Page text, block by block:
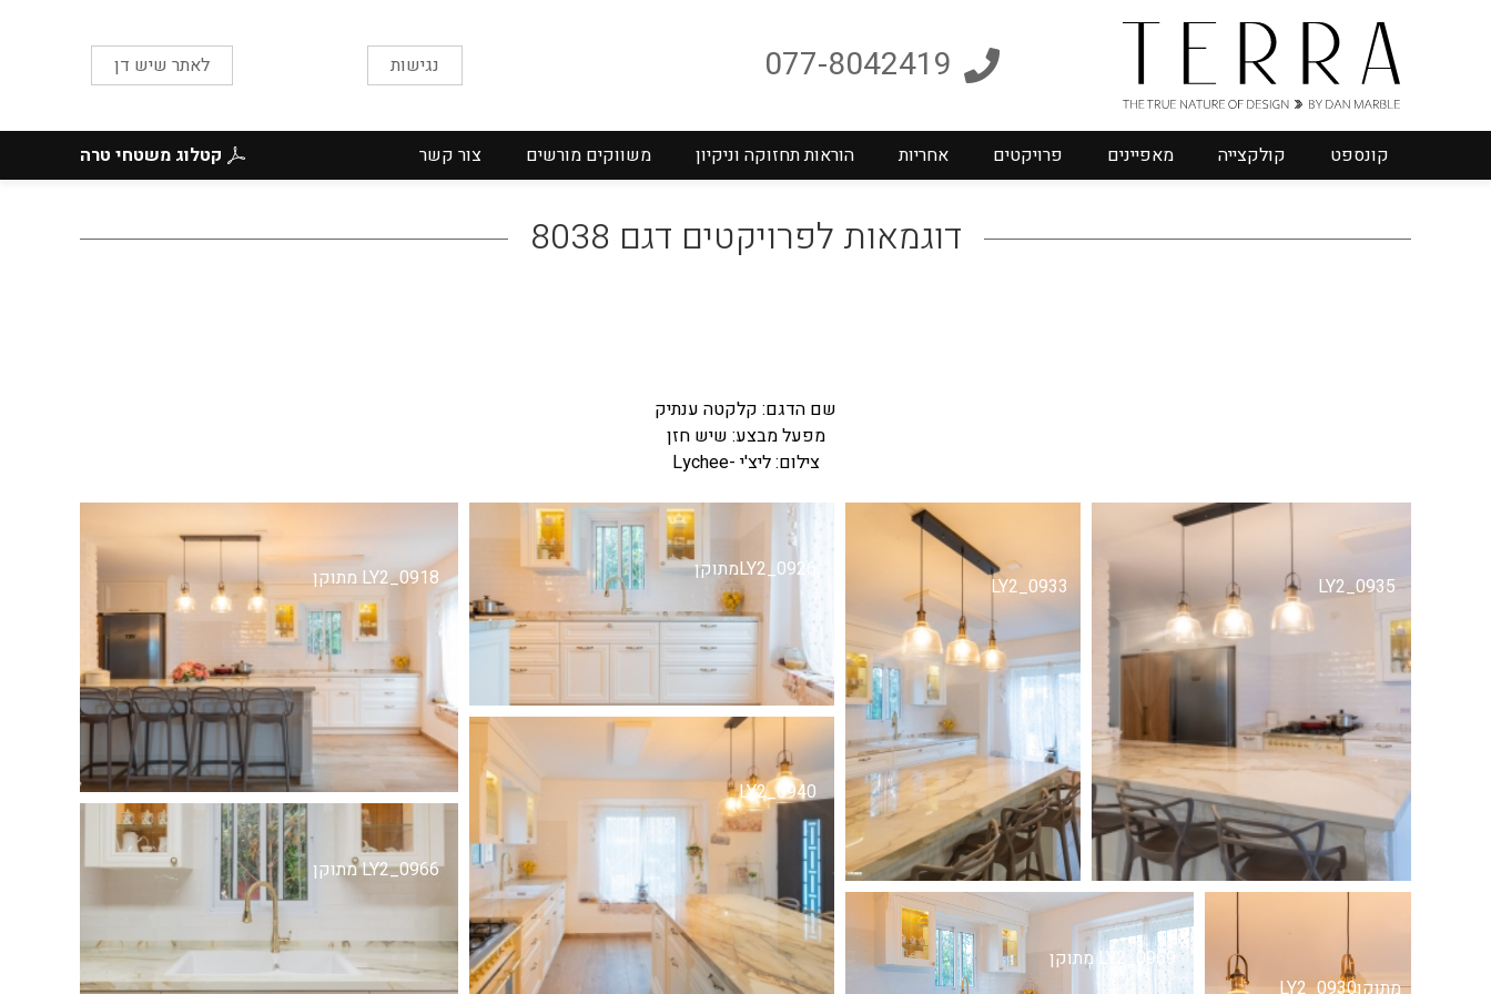
077-8042419 נגישות לאתר שיש דן
קונספט קולקצייה מאפיינים פרויקטים אחריות הוראות תחזוקה וניקיון משווקים מורשים צור קשר קטלוג משטחי טרה
דוגמאות לפרויקטים דגם 8038
שם הדגם: קלקטה ענתיק
מפעל מבצע: שיש חזן
צילום: ליצ'י -Lychee
LY2_0918 מתוקן LY2_0926מתוקן
LY2_0933 LY2_0935
LY2_0940
LY2_0966 מתוקן
LY2_0969 מתוקן
מתוקןLY2_0930